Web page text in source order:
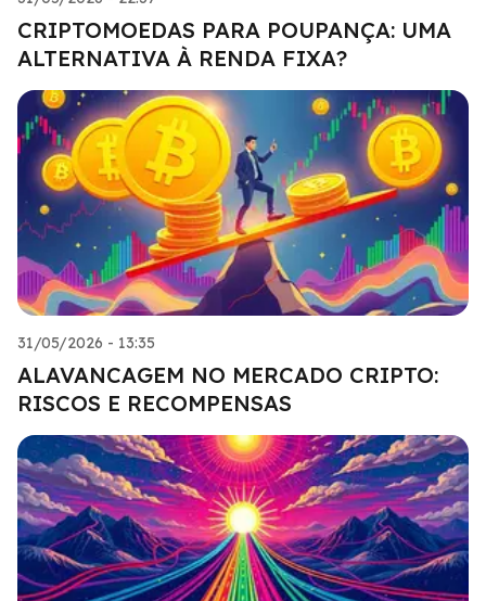
CRIPTOMOEDAS PARA POUPANÇA: UMA
ALTERNATIVA À RENDA FIXA?
31/05/2026 - 13:35
ALAVANCAGEM NO MERCADO CRIPTO:
RISCOS E RECOMPENSAS